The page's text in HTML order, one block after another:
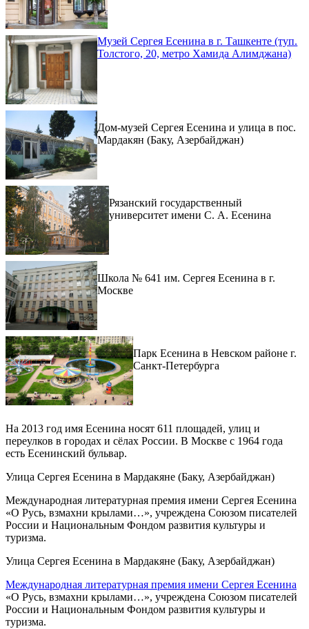
Музей Сергея Есенина в г. Ташкенте (туп.
Толстого, 20, метро Хамида Алимджана)
Дом-музей Сергея Есенина и улица в пос.
Мардакян (Баку, Азербайджан)
Рязанский государственный
университет имени С. А. Есенина
Школа № 641 им. Сергея Есенина в г.
Москве
Парк Есенина в Невском районе г.
Санкт-Петербурга
На 2013 год имя Есенина носят 611 площадей, улиц и
переулков в городах и сёлах России. В Москве с 1964 года
есть Есенинский бульвар.
Улица Сергея Есенина в Мардакяне (Баку, Азербайджан)
Международная литературная премия имени Сергея Есенина
«О Русь, взмахни крылами…», учреждена Союзом писателей
России и Национальным Фондом развития культуры и
туризма.
Улица Сергея Есенина в Мардакяне (Баку, Азербайджан)
Международная литературная премия имени Сергея Есенина
«О Русь, взмахни крылами…», учреждена Союзом писателей
России и Национальным Фондом развития культуры и
туризма.